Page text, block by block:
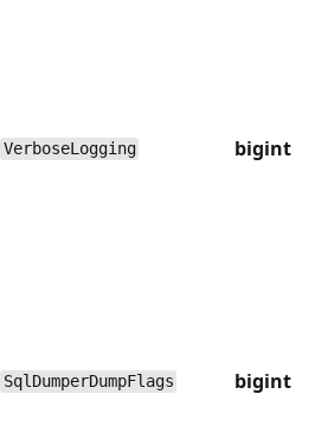
VerboseLogging bigint
SqlDumperDumpFlags bigint